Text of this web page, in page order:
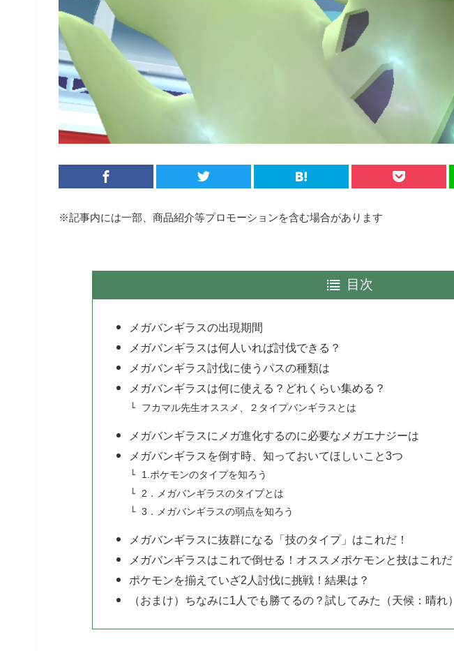
※記事内には一部、商品紹介等プロモーションを含む場合があります
目次
メガバンギラスの出現期間
メガバンギラスは何人いれば討伐できる？
メガバンギラス討伐に使うパスの種類は
メガバンギラスは何に使える？どれくらい集める？
フカマル先生オススメ、２タイプバンギラスとは
メガバンギラスにメガ進化するのに必要なメガエナジーは
メガバンギラスを倒す時、知っておいてほしいこと3つ
1.ポケモンのタイプを知ろう
2．メガバンギラスのタイプとは
3．メガバンギラスの弱点を知ろう
メガバンギラスに抜群になる「技のタイプ」はこれだ！
メガバンギラスはこれで倒せる！オススメポケモンと技はこれだ
ポケモンを揃えていざ2人討伐に挑戦！結果は？
（おまけ）ちなみに1人でも勝てるの？試してみた（天候：晴れ）